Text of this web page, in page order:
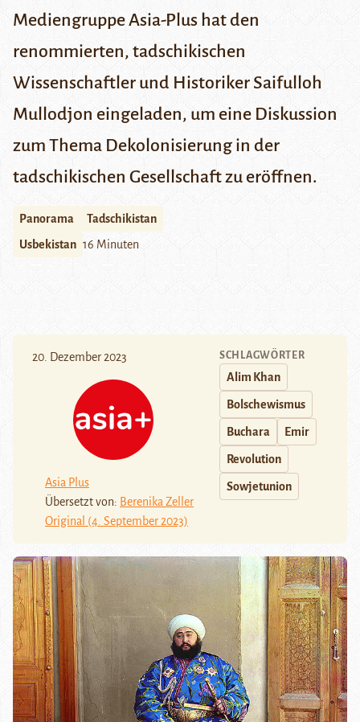
Mediengruppe Asia-Plus hat den
renommierten, tadschikischen
Wissenschaftler und Historiker Saifulloh
Mullodjon eingeladen, um eine Diskussion
zum Thema Dekolonisierung in der
tadschikischen Gesellschaft zu eröffnen.
Panorama
Tadschikistan
Usbekistan 16 Minuten
20. Dezember 2023
Asia Plus
Übersetzt von: Berenika Zeller
Original (4. September 2023)
SCHLAGWÖRTER
Alim Khan
Bolschewismus
Buchara Emir
Revolution
Sowjetunion